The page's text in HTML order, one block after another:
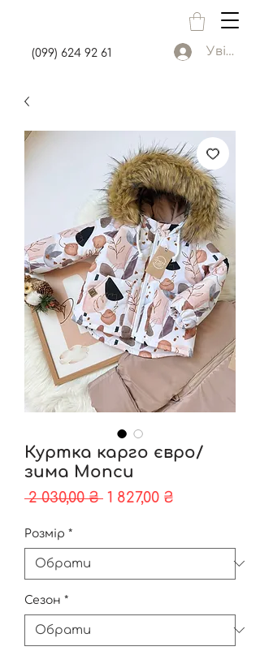
Увійти
(099) 624 92 61
Куртка карго євро/
зима Мопси
2 030,00 ₴ Звичайна
1 827,00 ₴
Розмір *
Сезон *